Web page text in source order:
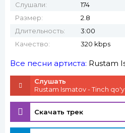
Слушали:
174
Размер:
2.8
Длительность:
3:00
Качество:
320 kbps
Все песни артиста: Rustam
Слушать
Rustam Ismatov - Tinch qo'y
Скачать трек